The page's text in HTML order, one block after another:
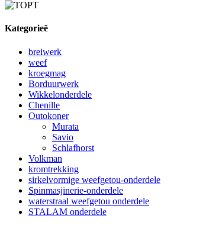
Kategorieë
breiwerk
weef
kroegmag
Borduurwerk
Wikkelonderdele
Chenille
Outokoner
Murata
Savio
Schlafhorst
Volkman
kromtrekking
sirkelvormige weefgetou-onderdele
Spinmasjinerie-onderdele
waterstraal weefgetou onderdele
STALAM onderdele